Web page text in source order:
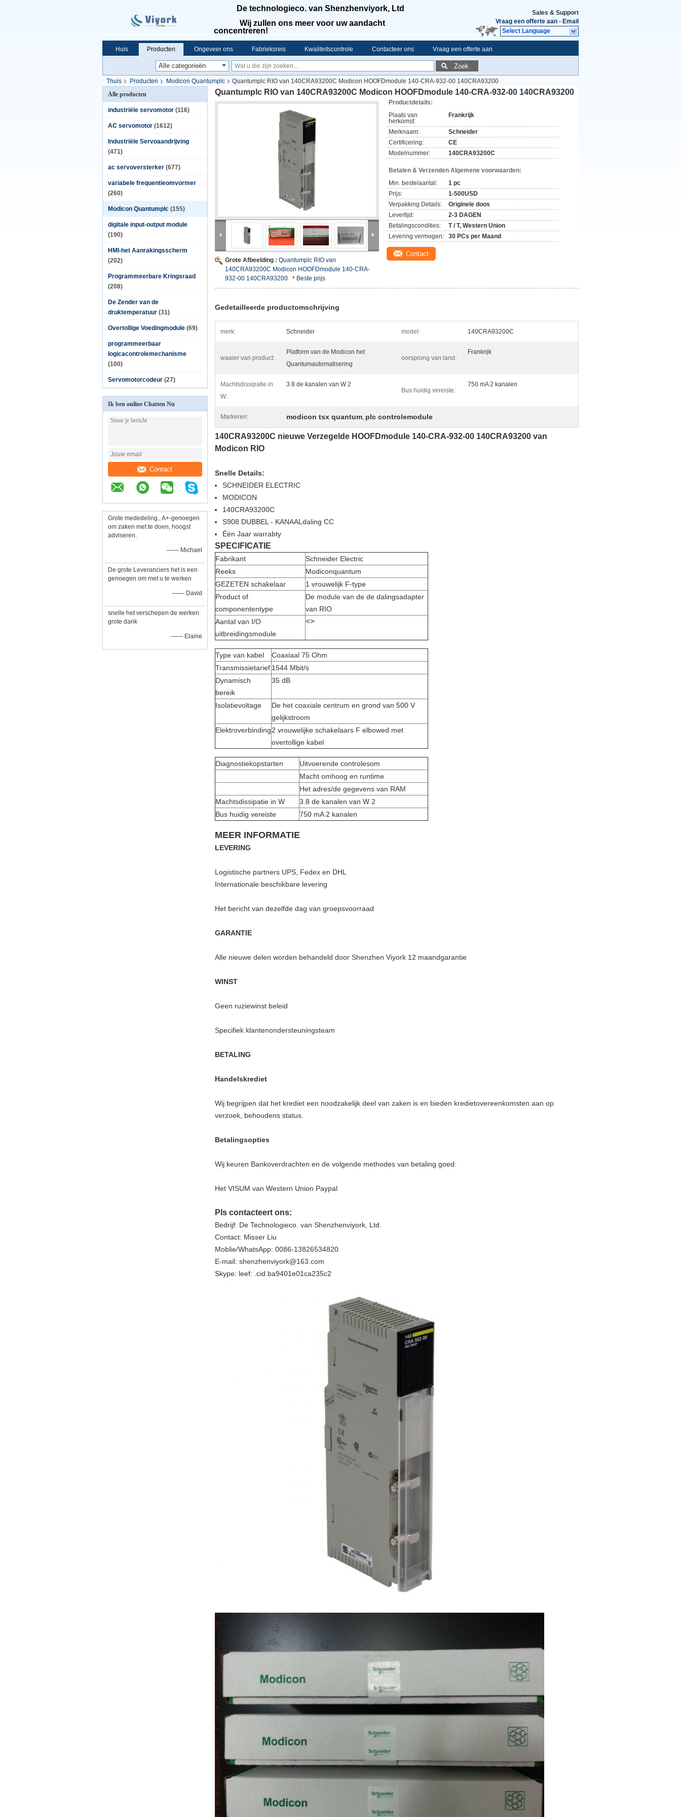
De technologieco. van Shenzhenviyork, Ltd
Wij zullen ons meer voor uw aandacht
concentreren!
Sales & Support
Vraag een offerte aan - Email
Select Language
Huis Producten Ongeveer ons Fabrieksreis Kwaliteitscontrole Contacteer ons Vraag een offerte aan
Zoek
Thuis Producten Modicon Quantumplc
Quantumplc RIO van 140CRA93200C Modicon HOOFDmodule 140-CRA-932-00 140CRA93200
Alle producten
industriële servomotor (116)
AC servomotor (1612)
Industriële Servoaandrijving
(471)
ac servoversterker (677)
variabele frequentieomvormer
(260)
Modicon Quantumplc (155)
digitale input-output module
(190)
HMI-het Aanrakingsscherm
(202)
Programmeerbare Kringsraad
(208)
De Zender van de
druktemperatuur (31)
Overtollige Voedingmodule (69)
programmeerbaar
logicacontrolemechanisme
(100)
Servomotorcodeur (27)
Ik ben online Chatten Nu
Contact
Grote mededeling., A+-genoegen
om zaken met te doen, hoogst
adviseren.
—— Michael
De grote Leveranciers het is een
genoegen om met u te werken
—— David
snelle het verschepen de werken
grote dank
—— Elaine
Quantumplc RIO van 140CRA93200C Modicon HOOFDmodule 140-CRA-932-00 140CRA93200
Grote Afbeelding : Quantumplc RIO van
140CRA93200C Modicon HOOFDmodule 140-CRA-
932-00 140CRA93200
Beste prijs
Productdetails:
Plaats van
herkomst:
Frankrijk
Merknaam:
Schneider
Certificering:
CE
Modelnummer:
140CRA93200C
Betalen & Verzenden Algemene voorwaarden:
Min. bestelaantal:
1 pc
Prijs:
1-500USD
Verpakking Details:
Originele doos
Levertijd:
2-3 DAGEN
Betalingscondities:
T / T, Western Union
Levering vermogen:
30 PCs per Maand
Contact
Gedetailleerde productomschrijving
merk: Schneider model: 140CRA93200C
waaier van product:
Platform van de Modicon het
Quantumautomatisering
oorsprong van land:
Frankrijk
Machtsdissipatie in
W:
3.8 de kanalen van W 2
Bus huidig vereiste:
750 mA 2 kanalen
Markeren: modicon tsx quantum, plc controlemodule
140CRA93200C nieuwe Verzegelde HOOFDmodule 140-CRA-932-00 140CRA93200 van
Modicon RIO
Snelle Details:
SCHNEIDER ELECTRIC
MODICON
140CRA93200C
S908 DUBBEL - KANAALdaling CC
Één Jaar warrabty
SPECIFICATIE
Fabrikant
Schneider Electric
Reeks
Modiconquantum
GEZETEN schakelaar
1 vrouwelijk F-type
Product of
componententype
De module van de de dalingsadapter
van RIO
Aantal van I/O
uitbreidingsmodule
<>
Type van kabel
Coaxiaal 75 Ohm
Transmissietarief 1544 Mbit/s
Dynamisch
bereik
35 dB
Isolatievoltage
De het coaxiale centrum en grond van 500 V
gelijkstroom
Elektroverbinding2 vrouwelijke schakelaars F elbowed met
overtollige kabel
Diagnostiekopstarten
Uitvoerende controlesom
Macht omhoog en runtime
Het adres/de gegevens van RAM
Machtsdissipatie in W
3.8 de kanalen van W 2
Bus huidig vereiste
750 mA 2 kanalen
MEER INFORMATIE
LEVERING
Logistische partners UPS, Fedex en DHL
Internationale beschikbare levering
Het bericht van dezelfde dag van groepsvoorraad
GARANTIE
Alle nieuwe delen worden behandeld door Shenzhen Viyork 12 maandgarantie
WINST
Geen ruziewinst beleid
Specifiek klantenondersteuningsteam
BETALING
Handelskrediet
Wij begrijpen dat het krediet een noodzakelijk deel van zaken is en bieden kredietovereenkomsten aan op
verzoek, behoudens status.
Betalingsopties
Wij keuren Bankoverdrachten en de volgende methodes van betaling goed:
Het VISUM van Western Union Paypal
Pls contacteert ons:
Bedrijf: De Technologieco. van Shenzhenviyork, Ltd.
Contact: Misser Liu
Moblie/WhatsApp: 0086-13826534820
E-mail: shenzhenviyork@163.com
Skype: leef: .cid.ba9401e01ca235c2